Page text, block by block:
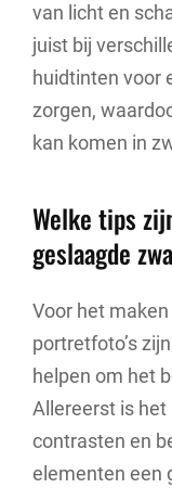
van licht en
juist bij
huidtinten voor
zorgen,
kan komen in
Welke tips
geslaagde
Voor het
portretfoto’s
helpen om het
Allereerst is
contrasten en
elementen een